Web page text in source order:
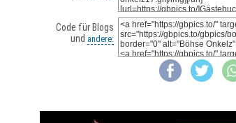
Code für Blogs
und andere: